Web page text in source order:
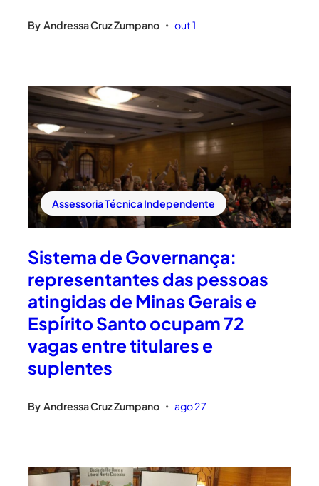
By Andressa Cruz Zumpano • out 1
Assessoria Técnica Independente
Sistema de Governança:
representantes das pessoas
atingidas de Minas Gerais e
Espírito Santo ocupam 72
vagas entre titulares e
suplentes
By Andressa Cruz Zumpano • ago 27